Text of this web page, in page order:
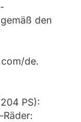
den
de.
PS):